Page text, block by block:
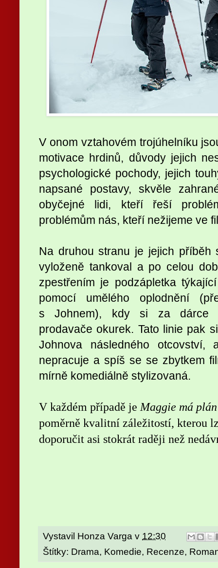
V onom vztahovém trojúhelníku
motivace hrdinů, důvody jejich
psychologické pochody, jejich
napsané postavy, skvěle
obyčejné lidi, kteří řeší
problémům nás, kteří nežijeme ve
Na druhou stranu je jejich
vyloženě tankoval a po celou
zpestřením je podzápletka
pomocí umělého oplodnění
s Johnem), kdy si za dárce
prodavače okurek. Tato linie pak
Johnova následného
nepracuje a spíš se se zbytkem
mírně komediálně stylizovaná.
V každém případě jeMaggie má plán
poměrně kvalitní záležitostí, kterou
doporučit asi stokrát raději než
Vystavil Honza Varga v 12:30
Štítky: Drama, Komedie, Recenze,